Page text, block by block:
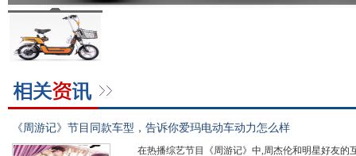
《周游记》节目同款车型，告诉你爱玛电动车动力怎么样
在热播综艺节目《周游记》中,周杰伦和明星好友的